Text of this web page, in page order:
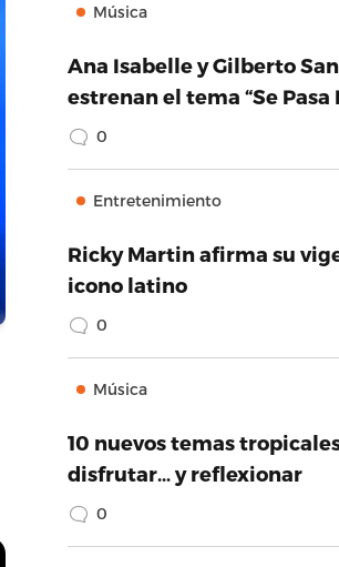
Música
Ana Isabelle y Gilberto
estrenan el tema “Se Pasa
0
Entretenimiento
Ricky Martin afirma su
icono latino
0
Música
10 nuevos temas
disfrutar… y reflexionar
0